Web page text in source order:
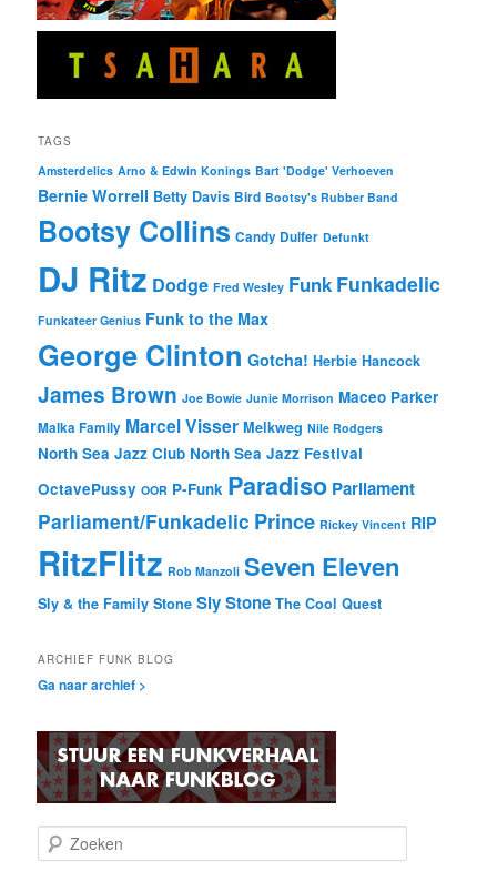
TAGS
Amsterdelics Arno & Edwin Konings Bart 'Dodge' Verhoeven
Bernie Worrell Betty Davis Bird Bootsy's Rubber Band
Bootsy Collins Candy Dulfer Defunkt
DJ Ritz Dodge Fred Wesley Funk Funkadelic
Funkateer Genius Funk to the Max
George Clinton Gotcha! Herbie Hancock
James Brown Joe Bowie Junie Morrison Maceo Parker
Malka Family Marcel Visser Melkweg Nile Rodgers
North Sea Jazz Club North Sea Jazz Festival
OctavePussy OOR P-Funk Paradiso Parliament
Parliament/Funkadelic Prince Rickey Vincent RIP
RitzFlitz Rob Manzoli Seven Eleven
Sly & the Family Stone Sly Stone The Cool Quest
ARCHIEF FUNK BLOG
Ga naar archief >
o